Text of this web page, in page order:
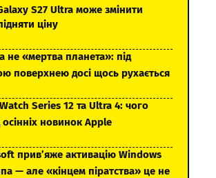
S27 Ultra може змінити
ціну
не «мертва планета»: під
поверхнею досі щось рухається
Series 12 та Ultra 4: чого
осінніх новинок Apple
прив’яже активацію Windows
— але «кінцем піратства» це не